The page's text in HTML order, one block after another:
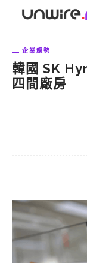
企業趨勢
韓國 SK
四間廠房